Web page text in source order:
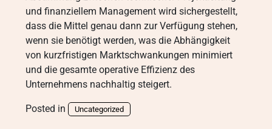
und finanziellem Management wird sichergestellt,
dass die Mittel genau dann zur Verfügung stehen,
wenn sie benötigt werden, was die Abhängigkeit
von kurzfristigen Marktschwankungen minimiert
und die gesamte operative Effizienz des
Unternehmens nachhaltig steigert.
Posted in Uncategorized